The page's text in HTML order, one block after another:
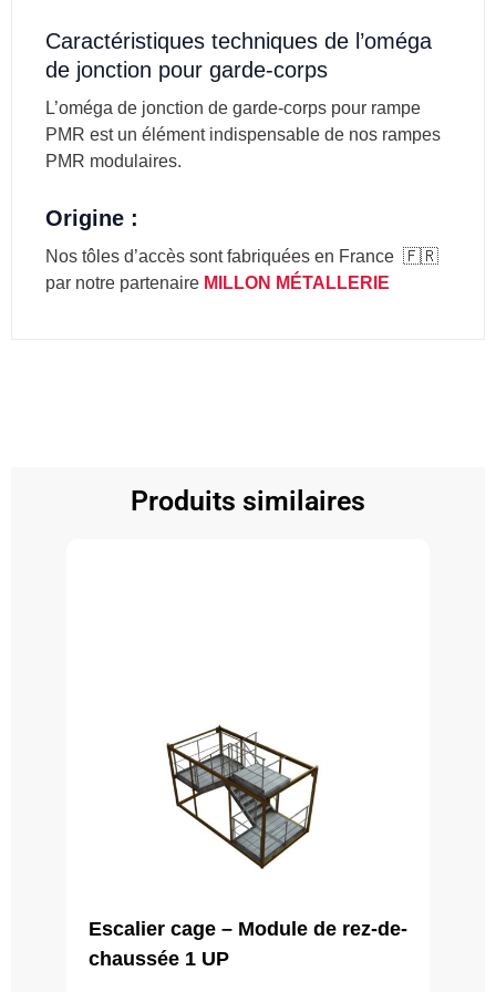
Caractéristiques techniques de l’oméga
de jonction pour garde-corps
L’oméga de jonction de garde-corps pour rampe
PMR est un élément indispensable de nos rampes
PMR modulaires.
Origine :
Nos tôles d’accès sont fabriquées en France 🇫🇷
par notre partenaire MILLON MÉTALLERIE
Produits similaires
Escalier cage – Module de rez-de-
chaussée 1 UP